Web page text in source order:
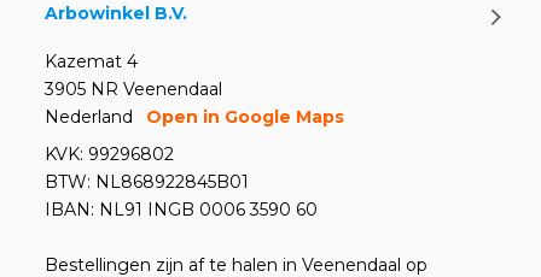
Arbowinkel B.V.
Kazemat 4
3905 NR Veenendaal
Nederland
Open in Google Maps
KVK: 99296802
BTW: NL868922845B01
IBAN: NL91 INGB 0006 3590 60
Bestellingen zijn af te halen in Veenendaal op